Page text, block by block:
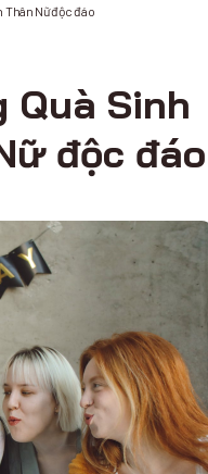
Thân Nữ độc đáo
Quà Sinh
độc đáo